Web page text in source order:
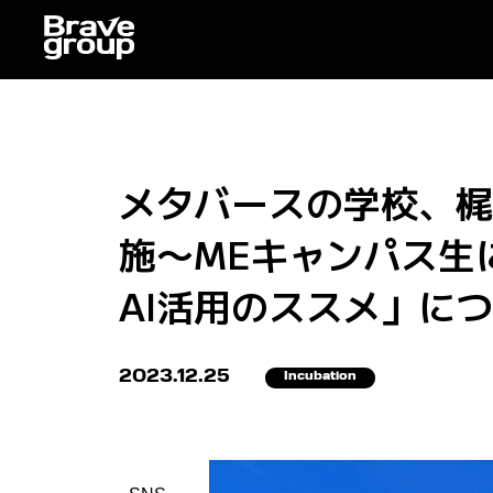
メタバースの学校、
施〜MEキャンパス
AI活用のススメ」に
2023.12.25 Incubation